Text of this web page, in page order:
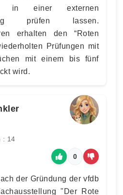
in einer externen
prüfen lassen.
erhalten den “Roten
Prüfungen mit
mit einem bis fünf
wird.
: 14
0
der Gründung der vfdb
"Der Rote